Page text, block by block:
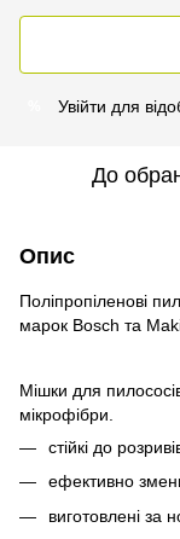
Увійти для
До
Опис
Поліпропіленові
марок Bosch та
Мішки для
мікрофібри.
стійкі до
ефективно
виготовлені за